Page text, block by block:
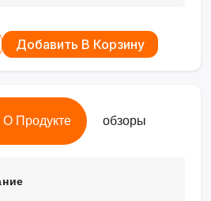
Добавить В Корзину
О Продукте обзоры